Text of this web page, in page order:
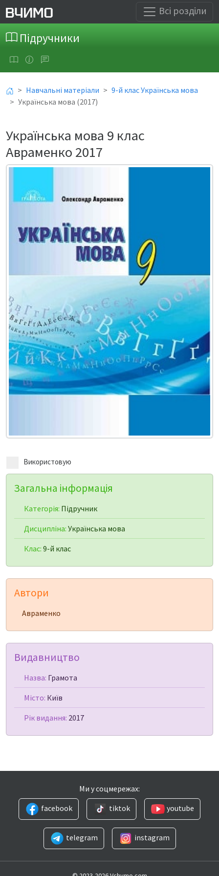
Всі розділи
Підручники
Навчальні матеріали
9-й клас Українська мова
Українська мова (2017)
Українська мова 9 клас
Авраменко 2017
Використовую
Загальна інформація
Категорія: Підручник
Дисципліна: Українська мова
Клас: 9-й клас
Автори
Авраменко
Видавництво
Назва: Грамота
Місто: Київ
Рік видання: 2017
Ми у соцмережах:
facebook
tiktok youtube
telegram instagram